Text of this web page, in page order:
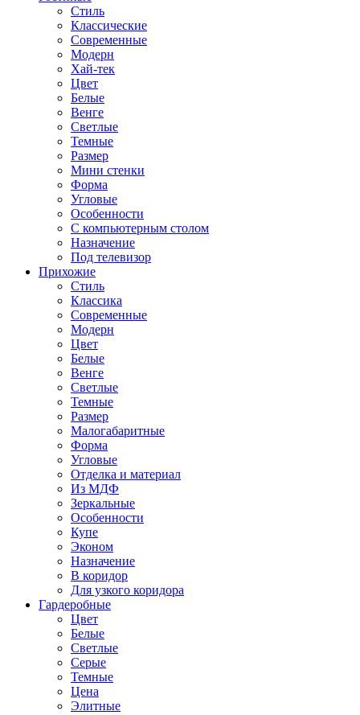
Стиль
Классические
Современные
Модерн
Хай-тек
Цвет
Белые
Венге
Светлые
Темные
Размер
Мини стенки
Форма
Угловые
Особенности
С компьютерным столом
Назначение
Под телевизор
Прихожие
Стиль
Классика
Современные
Модерн
Цвет
Белые
Венге
Светлые
Темные
Размер
Малогабаритные
Форма
Угловые
Отделка и материал
Из МДФ
Зеркальные
Особенности
Купе
Эконом
Назначение
В коридор
Для узкого коридора
Гардеробные
Цвет
Белые
Светлые
Серые
Темные
Цена
Элитные